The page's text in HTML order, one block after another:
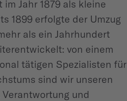
Jahr 1879 als kleine
1899 erfolgte der Umzug
als ein Jahrhundert
von einem
tätigen Spezialisten für
sind wir unseren
und